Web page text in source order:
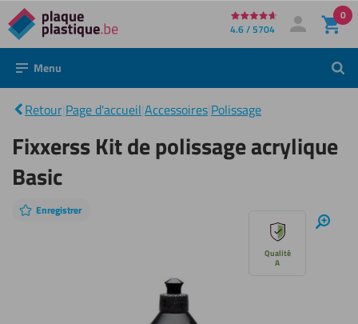
Directement
au
contenu
4.6 / 5704 Mon compte
Se connecter
0
Menu
Retour Page d'accueil Accessoires Polissage
Fixxerss
polissage
acrylique
Basic
Fixxerss Kit de polissage acrylique
Basic
Enregistrer
Zoom
Qualité
A